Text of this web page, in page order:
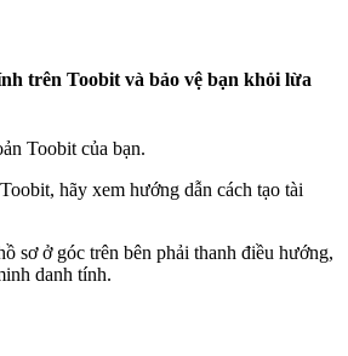
trên Toobit và bảo vệ bạn khỏi lừa
Toobit của bạn.
hãy xem hướng dẫn cách tạo tài
sơ ở góc trên bên phải thanh điều hướng,
danh tính.